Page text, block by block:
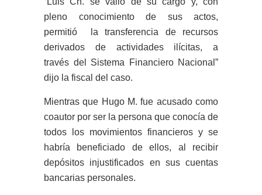
pleno conocimiento de sus actos,
permitió la transferencia de recursos
derivados de actividades ilícitas, a
través del Sistema Financiero Nacional”
dijo la fiscal del caso.
Mientras que Hugo M. fue acusado como
coautor por ser la persona que conocía de
todos los movimientos financieros y se
habría beneficiado de ellos, al recibir
depósitos injustificados en sus cuentas
bancarias personales.